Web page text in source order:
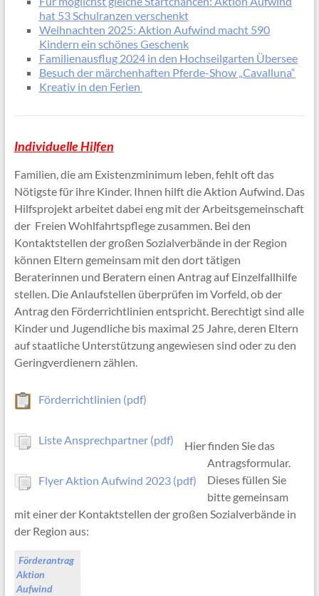
hat 53 Schulranzen verschenkt
Weihnachten 2025: Aktion Aufwind macht 590
Kindern ein schönes Geschenk
Familienausflug 2024 in den Hochseilgarten Übersee
Besuch der märchenhaften Pferde-Show „Cavalluna“
Kreativ in den Ferien
Individuelle Hilfen
Familien, die am Existenzminimum leben, fehlt oft das
Nötigste für ihre Kinder. Ihnen hilft die Aktion Aufwind. Das
Hilfsprojekt arbeitet dabei eng mit der Arbeitsgemeinschaft
der Freien Wohlfahrtspflege zusammen. Bei den
Kontaktstellen der großen Sozialverbände in der Region
können Eltern gemeinsam mit den dort tätigen
Beraterinnen und Beratern einen Antrag auf Einzelfallhilfe
stellen. Die Anlaufstellen überprüfen im Vorfeld, ob der
Antrag den Förderrichtlinien entspricht. Berechtigt sind alle
Kinder und Jugendliche bis maximal 25 Jahre, deren Eltern
auf staatliche Unterstützung angewiesen sind oder zu den
Geringverdienern zählen.
Förderrichtlinien (pdf)
Liste Ansprechpartner (pdf)
Flyer Aktion Aufwind 2023 (pdf)
Hier finden Sie das
Antragsformular.
Dieses füllen Sie
bitte gemeinsam
mit einer der Kontaktstellen der großen Sozialverbände in
der Region aus:
Förderantrag
Aktion
Aufwind